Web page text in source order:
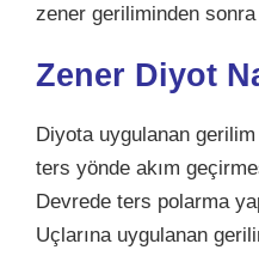
zener geriliminden
Zener Diyot
Diyota uygulanan
ters yönde akım
Devrede ters polarma
Uçlarına uygulanan